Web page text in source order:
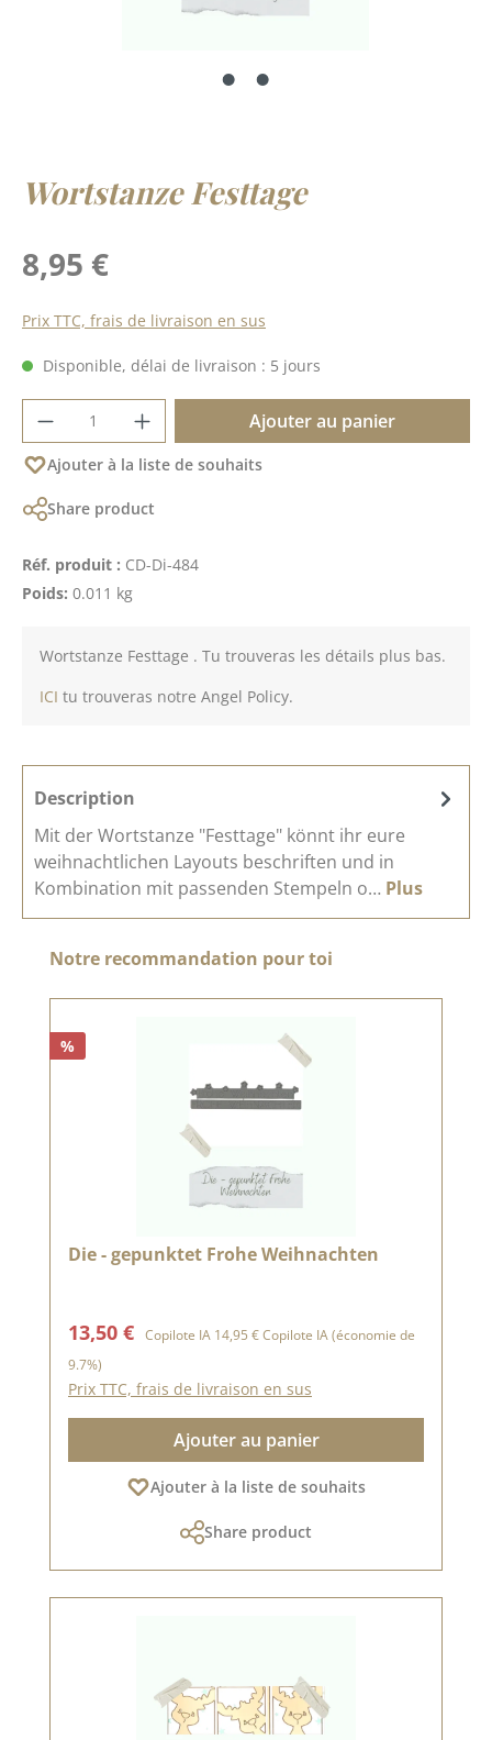
Wortstanze Festtage
Prix régulier :
8,95 €
Prix TTC, frais de livraison en sus
Disponible, délai de livraison : 5 jours
Quantité de produit : Entrez la quantité
Ajouter au panier
Ajouter à la liste de souhaits
Share product
Réf. produit : CD-Di-484
Poids: 0.011 kg
Wortstanze Festtage . Tu trouveras les détails plus bas.
ICI tu trouveras notre Angel Policy.
Description
Mit der Wortstanze "Festtage" könnt ihr eure
weihnachtlichen Layouts beschriften und in
Kombination mit passenden Stempeln o… Plus
Ignorer la galerie de produits
Notre recommandation pour toi
%
Die - gepunktet Frohe Weihnachten
Prix de vente :
13,50 € Copilote IA Prix régulier :
14,95 €Copilote IA(économie de
9.7%)
Prix TTC, frais de livraison en sus
Ajouter au panier
Ajouter à la liste de souhaits
Share product